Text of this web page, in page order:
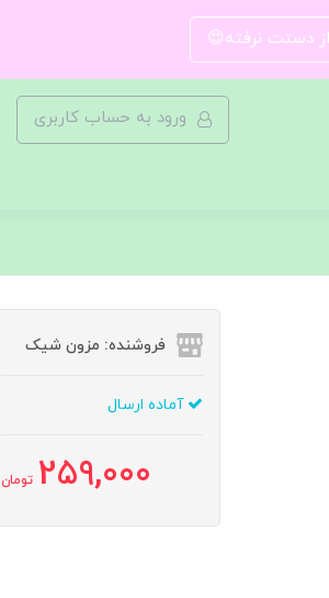
از دستت نرفته😍
ورود به حساب کاربری
فروشنده: مزون شیک
آماده ارسال
259,000 تومان